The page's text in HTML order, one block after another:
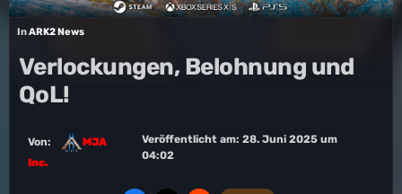
InARK2 News
Verlockungen, Belohnung und
QoL!
Von:
MJA
Inc.
Veröffentlicht am:28. Juni 2025 um
04:02